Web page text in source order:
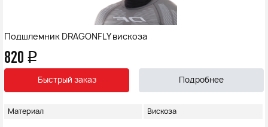
Подшлемник DRAGONFLY вискоза
820 q
Быстрый заказ Подробнее
Материал Вискоза